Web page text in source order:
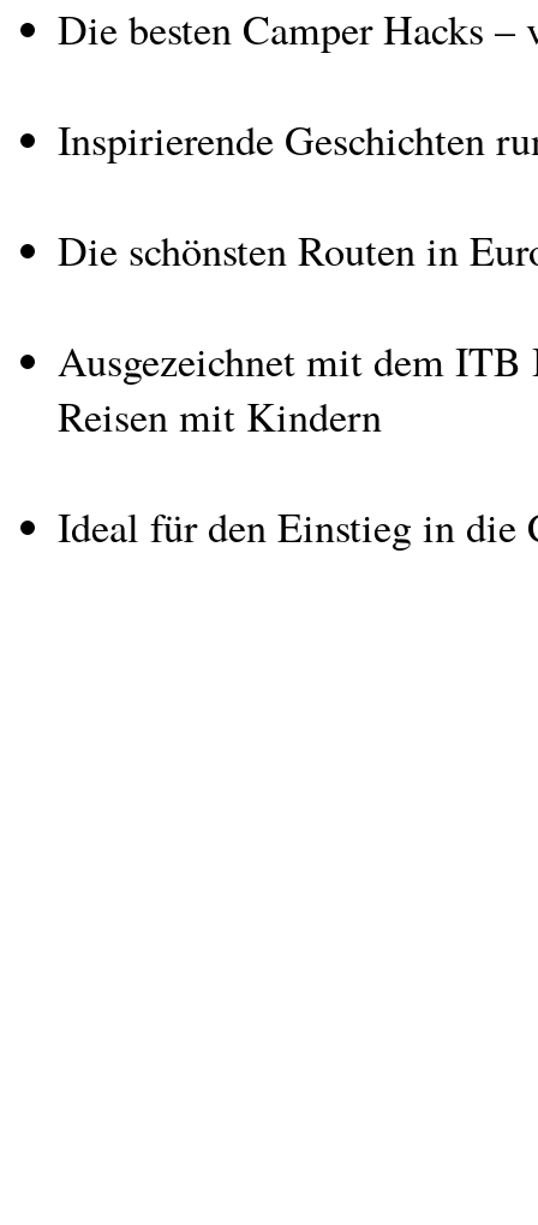
Die besten Camper Hacks
Inspirierende Geschichten
Die schönsten Routen in
Ausgezeichnet mit dem
Reisen mit Kindern
Ideal für den Einstieg in die